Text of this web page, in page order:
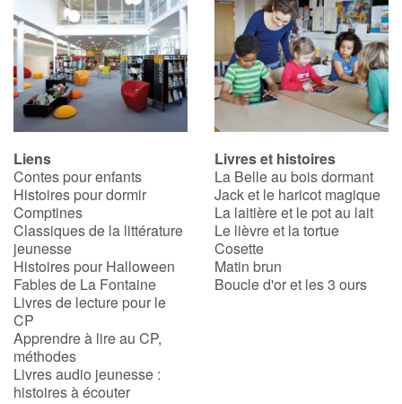
Aide
Accueil
Famille
Écoles
Médiathèques
Vidéos & Tutoriaux
Blog
Actualités
Liens
Contes pour enfants
Histoires pour dormir
Comptines
Classiques de la littérature
jeunesse
Histoires pour Halloween
Fables de La Fontaine
Livres de lecture pour le
CP
Apprendre à lire au CP,
méthodes
Livres audio jeunesse :
histoires à écouter
Livres et histoires
La Belle au bois dormant
Jack et le haricot magique
La laitière et le pot au lait
Le lièvre et la tortue
Cosette
Matin brun
Boucle d'or et les 3 ours